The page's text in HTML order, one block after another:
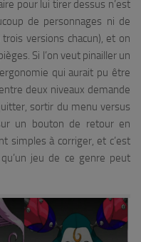
pour lui tirer dessus n’est
de personnages ni de
versions chacun), et on
Si l’on veut pinailler un
qui aurait pu être
deux niveaux demande
sortir du menu versus
un bouton de retour en
simples à corriger, et c’est
jeu de ce genre peut